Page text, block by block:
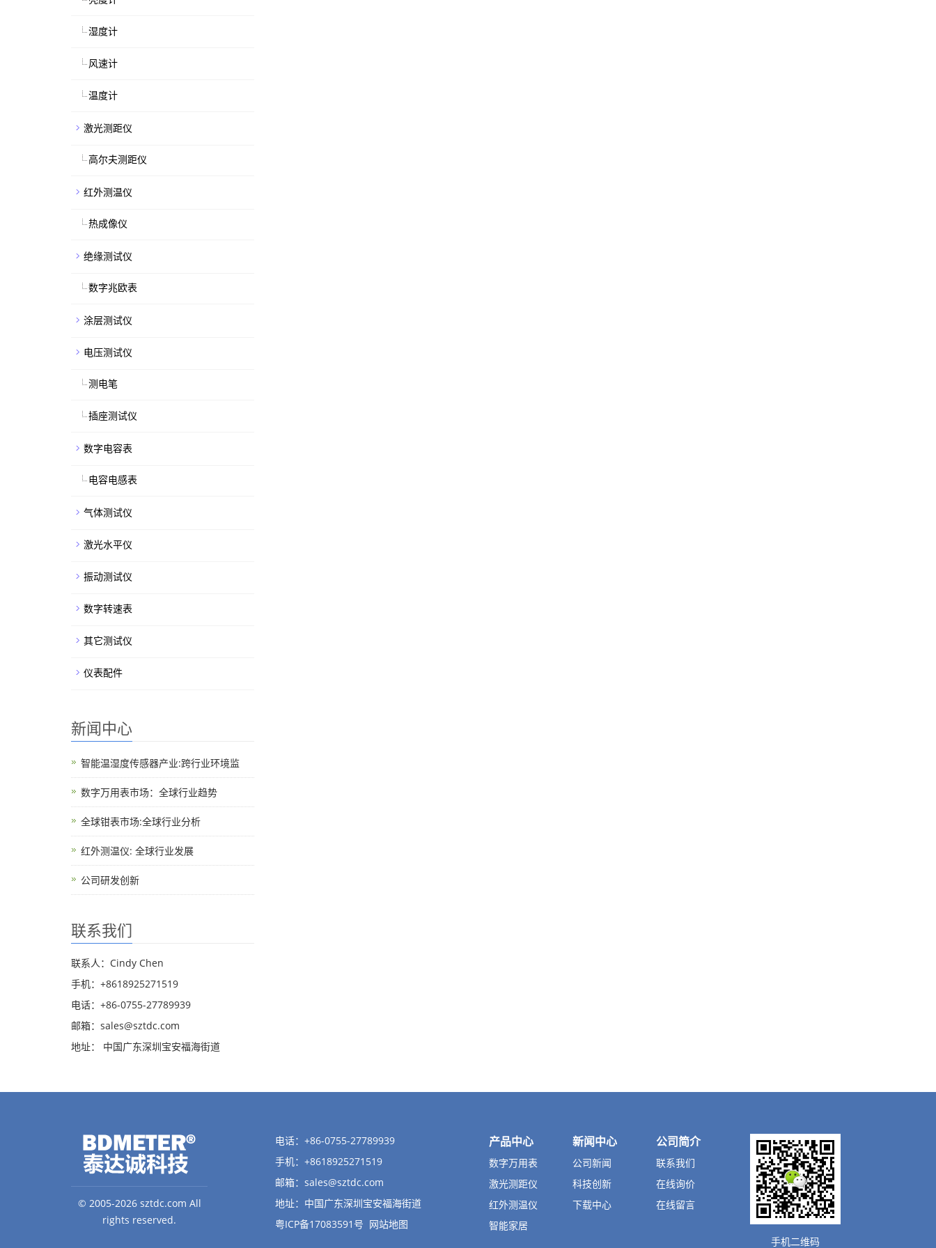
湿度计
风速计
温度计
激光测距仪
高尔夫测距仪
红外测温仪
热成像仪
绝缘测试仪
数字兆欧表
涂层测试仪
电压测试仪
测电笔
插座测试仪
数字电容表
电容电感表
气体测试仪
激光水平仪
振动测试仪
数字转速表
其它测试仪
仪表配件
新闻中心
智能温湿度传感器产业:跨行业环境监
数字万用表市场：全球行业趋势
全球钳表市场:全球行业分析
红外测温仪: 全球行业发展
公司研发创新
联系我们
联系人：Cindy Chen
手机：+8618925271519
电话：+86-0755-27789939
邮箱： sales@sztdc.com
地址： 中国广东深圳宝安福海街道
© 2005-2026 sztdc.com All
rights reserved.
电话：+86-0755-27789939
手机：+8618925271519
邮箱： sales@sztdc.com
地址：中国广东深圳宝安福海街道
粤ICP备17083591号 网站地图
产品中心
数字万用表
激光测距仪
红外测温仪
智能家居
新闻中心
公司新闻
科技创新
下载中心
公司简介
联系我们
在线询价
在线留言
手机二维码